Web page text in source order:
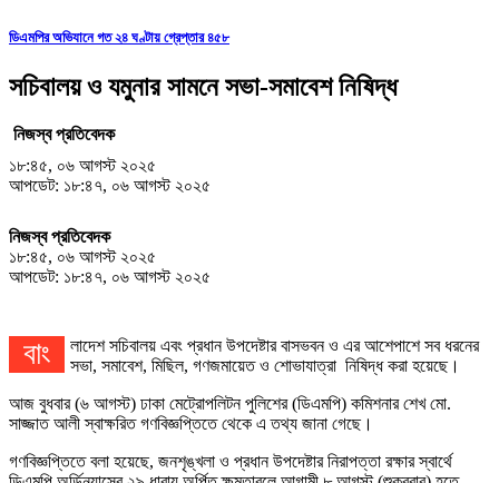
ডিএমপির অভিযানে গত ২৪ ঘণ্টায় গ্রেপ্তার ৪৫৮
সচিবালয় ও যমুনার সামনে সভা-সমাবেশ নিষিদ্ধ
নিজস্ব প্রতিবেদক
১৮:৪৫, ০৬ আগস্ট ২০২৫
আপডেট: ১৮:৪৭, ০৬ আগস্ট ২০২৫
নিজস্ব প্রতিবেদক
১৮:৪৫, ০৬ আগস্ট ২০২৫
আপডেট: ১৮:৪৭, ০৬ আগস্ট ২০২৫
বাংলাদেশ সচিবালয় এবং প্রধান উপদেষ্টার বাসভবন ও এর আশেপাশে সব ধরনের
সভা, সমাবেশ, মিছিল, গণজমায়েত ও শোভাযাত্রা নিষিদ্ধ করা হয়েছে।
আজ বুধবার (৬ আগস্ট) ঢাকা মেট্রোপলিটন পুলিশের (ডিএমপি) কমিশনার শেখ মো.
সাজ্জাত আলী স্বাক্ষরিত গণবিজ্ঞপ্তিতে থেকে এ তথ্য জানা গেছে।
গণবিজ্ঞপ্তিতে বলা হয়েছে, জনশৃঙ্খলা ও প্রধান উপদেষ্টার নিরাপত্তা রক্ষার স্বার্থে